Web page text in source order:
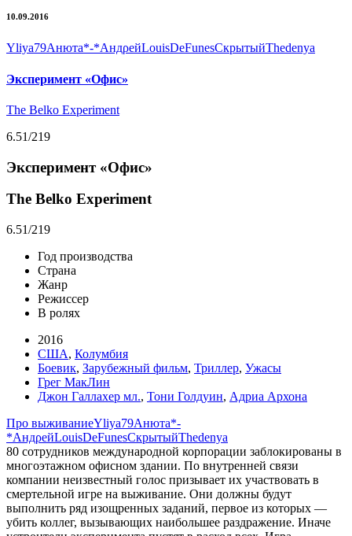
10.09.2016
Yliya79Анюта*-*АндρейLouisDeFunesСкрытыйThedenya
Эксперимент «Офис»
The Belko Experiment
6.51/219
Эксперимент «Офис»
The Belko Experiment
6.51/219
Год производства
Страна
Жанр
Режиссер
В ролях
2016
США, Колумбия
Боевик, Зарубежный фильм, Триллер, Ужасы
Грег МакЛин
Джон Галлахер мл., Тони Голдуин, Адриа Архона
Про выживаниеYliya79Анюта*-
*АндρейLouisDeFunesСкрытыйThedenya
80 сотрудников международной корпорации заблокированы в
многоэтажном офисном здании. По внутренней связи
компании неизвестный голос призывает их участвовать в
смертельной игре на выживание. Они должны будут
выполнить ряд изощренных заданий, первое из которых —
убить коллег, вызывающих наибольшее раздражение. Иначе